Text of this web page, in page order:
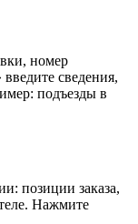
номер
сведения,
подъезды в
позиции заказа,
Нажмите